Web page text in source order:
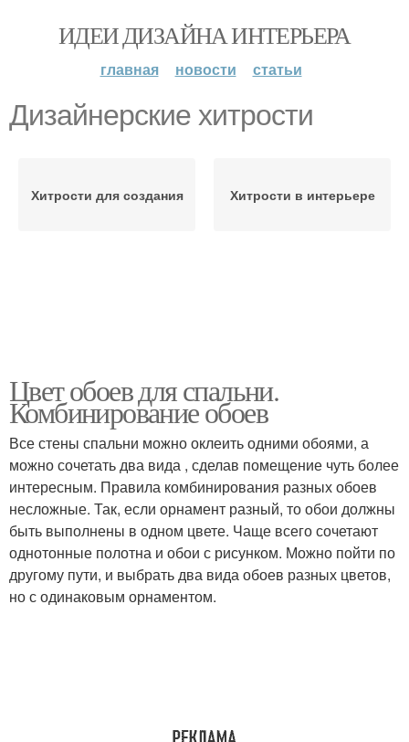
ИДЕИ ДИЗАЙНА ИНТЕРЬЕРА
главная новости статьи
Дизайнерские хитрости
Хитрости для создания Хитрости в интерьере
Цвет обоев для спальни.
Комбинирование обоев
Все стены спальни можно оклеить одними обоями, а
можно сочетать два вида , сделав помещение чуть более
интересным. Правила комбинирования разных обоев
несложные. Так, если орнамент разный, то обои должны
быть выполнены в одном цвете. Чаще всего сочетают
однотонные полотна и обои с рисунком. Можно пойти по
другому пути, и выбрать два вида обоев разных цветов,
но с одинаковым орнаментом.